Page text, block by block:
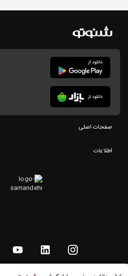
صفحات اصلی
اطلاعات
تمامی حقوق این وبسایت